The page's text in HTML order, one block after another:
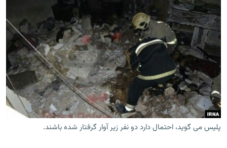
فرکانس‌ها
گزارش‌های تصویری
گزارش‌های ویدئویی
زنان فردا
English
به ما بپیوندید
زبان‌های دیگر
پلیس می گوید، احتمال دارد دو نفر زیر آوار گرفتار شده باشند.